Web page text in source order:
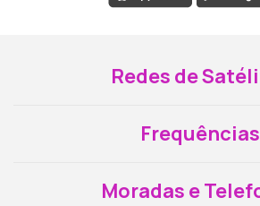
Redes de
Frequências
Moradas e